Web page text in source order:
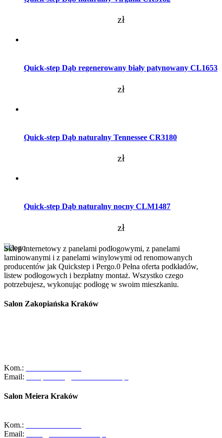
zł
Quick-step Dąb regenerowany biały patynowany CL1653
zł
Quick-step Dąb naturalny Tennessee CR3180
zł
Quick-step Dąb naturalny nocny CLM1487
zł
Sklep internetowy z panelami podłogowymi, z panelami
laminowanymi i z panelami winylowymi od renomowanych
producentów jak Quickstep i Pergo.0 Pełna oferta podkładów,
listew podłogowych i bezpłatny montaż. Wszystko czego
potrzebujesz, wykonując podłogę w swoim mieszkaniu.
Salon Zakopiańska Kraków
Kom.:
Email:
Salon Meiera Kraków
Kom.:
Email: